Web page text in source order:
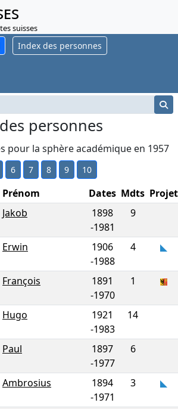
suisses
Index des personnes
personnes
pour la sphère académique en 1957
6 7 8 9 10
Prénom Dates Mdts Projet
Jakob
1898
-1981
9
Erwin
1906
-1988
4
François
1891
-1970
1
Hugo
1921
-1983
14
Paul
1897
-1977
6
Ambrosius
1894
-1971
3